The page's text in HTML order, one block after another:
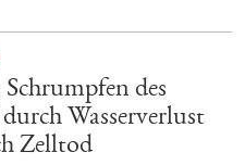
Schrumpfen des
Wasserverlust
Zelltod